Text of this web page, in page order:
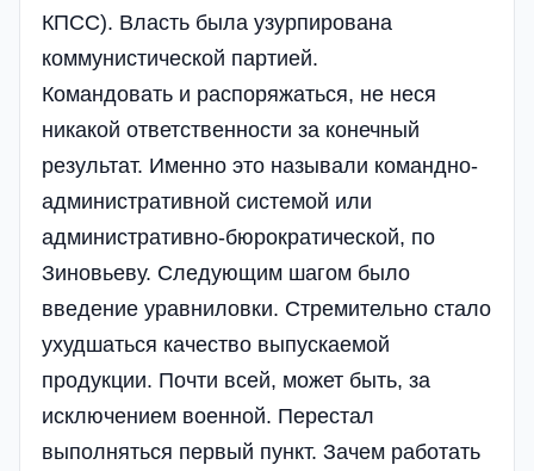
КПСС). Власть была узурпирована
коммунистической партией.
Командовать и распоряжаться, не неся
никакой ответственности за конечный
результат. Именно это называли командно-
административной системой или
административно-бюрократической, по
Зиновьеву. Следующим шагом было
введение уравниловки. Стремительно стало
ухудшаться качество выпускаемой
продукции. Почти всей, может быть, за
исключением военной. Перестал
выполняться первый пункт. Зачем работать